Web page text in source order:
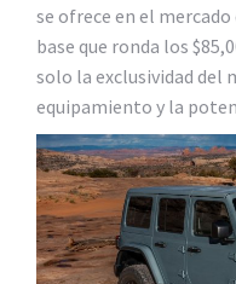
se ofrece en el
base que ronda los
solo la exclusividad del
equipamiento y la